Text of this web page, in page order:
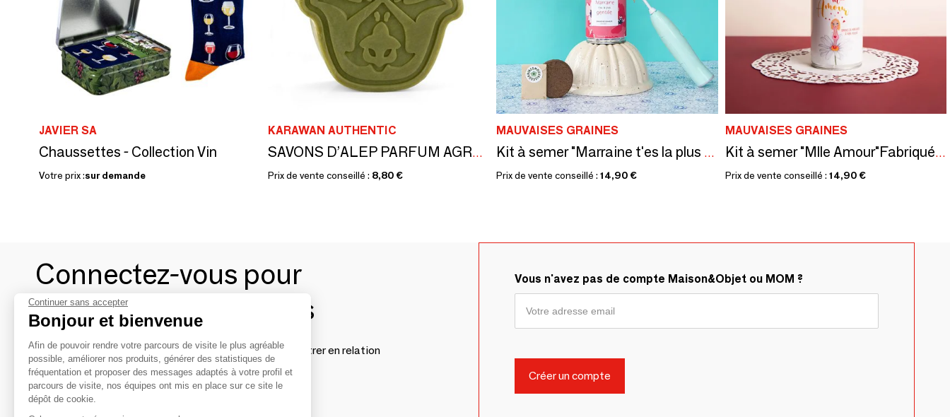
JAVIER SA
Chaussettes - Collection Vin
Votre prix :sur demande
KARAWAN AUTHENTIC
SAVONS D’ALEP PARFUM AGRUMES - ÉCRINS DORÉS À L’OR CHAUD - ISKENDAR
Prix de vente conseillé : 8,80 €
MAUVAISES GRAINES
Kit à semer "Marraine t'es la plus gentille"
Prix de vente conseillé : 14,90 €
MAUVAISES GRAINES
Kit à semer "Mlle Amour"Fabriqué en France
Prix de vente conseillé : 14,90 €
Connectez-vous pour
contacter les marques
Afin de profiter au mieux de l'expérience MOM et de rentrer en relation
avec vos marques préférées, créez-vous un compte.
Vous n'avez pas de compte Maison&Objet ou MOM ?
Continuer sans accepter
Bonjour et bienvenue
Afin de pouvoir rendre votre parcours de visite le plus agréable
possible, améliorer nos produits, générer des statistiques de
fréquentation et proposer des messages adaptés à votre profil et
parcours de visite, nos équipes ont mis en place sur ce site le
dépôt de cookie.